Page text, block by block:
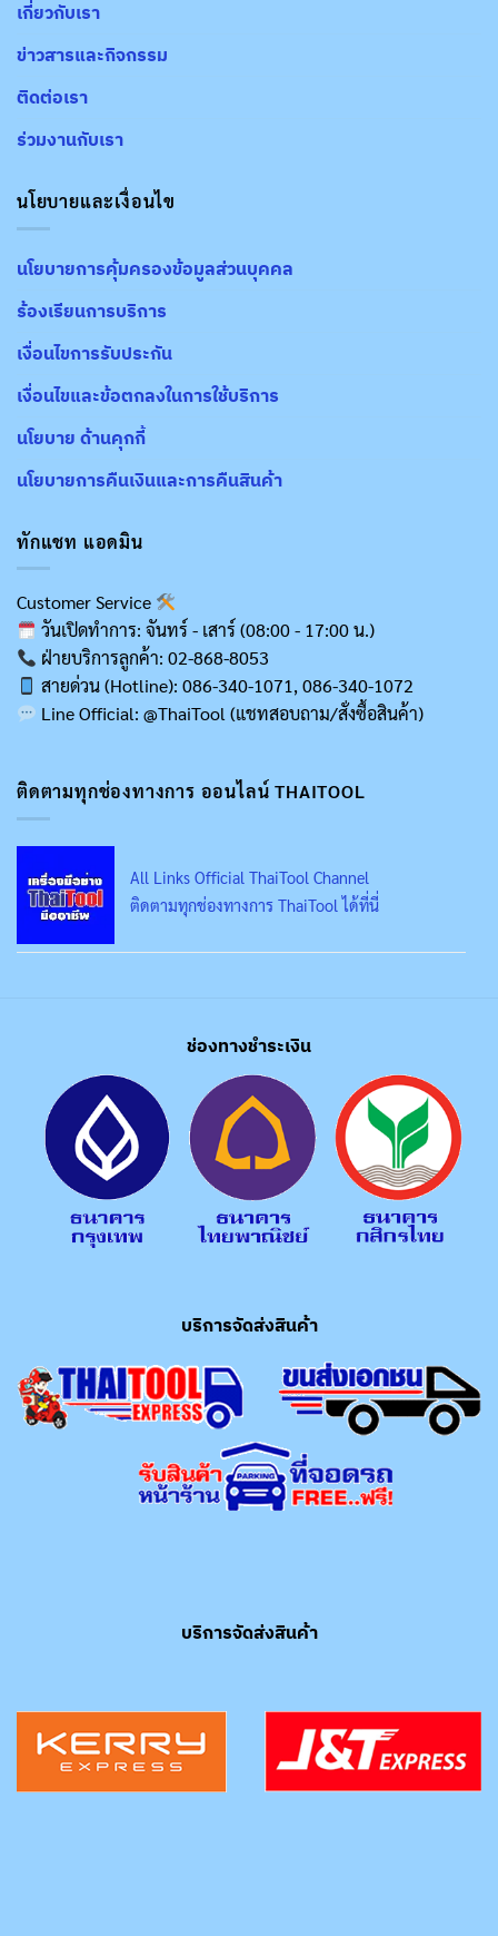
เกี่ยวกับเรา
ข่าวสารและกิจกรรม
ติดต่อเรา
ร่วมงานกับเรา
นโยบายและเงื่อนไข
นโยบายการคุ้มครองข้อมูลส่วนบุคคล
ร้องเรียนการบริการ
เงื่อนไขการรับประกัน
เงื่อนไขและข้อตกลงในการใช้บริการ
นโยบาย ด้านคุกกี้
นโยบายการคืนเงินและการคืนสินค้า
ทักแชท แอดมิน
Customer Service
วันเปิดทำการ: จันทร์ - เสาร์ (08:00 - 17:00 น.)
ฝ่ายบริการลูกค้า: 02-868-8053
สายด่วน (Hotline): 086-340-1071, 086-340-1072
Line Official: @ThaiTool (แชทสอบถาม/สั่งซื้อสินค้า)
ติดตามทุกช่องทางการ ออนไลน์ THAITOOL
All Links Official ThaiTool Channel
ติดตามทุกช่องทางการ ThaiTool ได้ที่นี่
ช่องทางชำระเงิน
บริการจัดส่งสินค้า
บริการจัดส่งสินค้า